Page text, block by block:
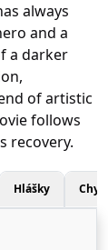
always
and a
a darker
of artistic
follows
recovery.
Hlášky